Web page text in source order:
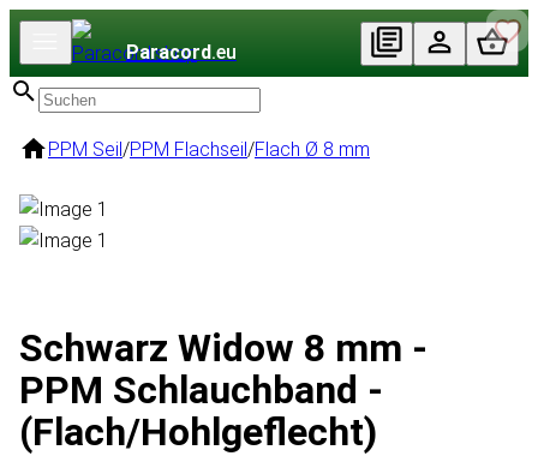
Paracord.eu
PPM Seil/PPM Flachseil/Flach Ø 8 mm
Schwarz Widow 8 mm -
PPM Schlauchband -
(Flach/Hohlgeflecht)